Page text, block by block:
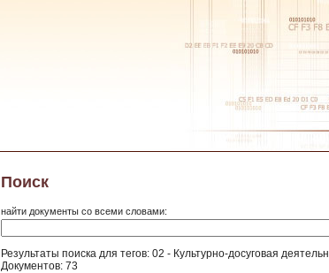
Поиск
найти документы со всеми словами:
Результаты поиска для тегов: 02 - Культурно-досуговая
Документов: 73